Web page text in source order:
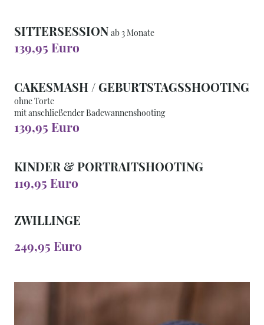
SITTERSESSION ab 3 Monate
139,95 Euro
CAKESMASH / GEBURTSTAGSSHOOTING
ohne Torte
mit anschließender Badewannenshooting
139,95 Euro
KINDER & PORTRAITSHOOTING
119,95 Euro
ZWILLINGE
249,95 Euro